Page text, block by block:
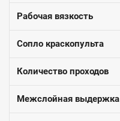
Рабочая вязкость
Сопло краскопульта
Количество проходов
Межслойная выдержка